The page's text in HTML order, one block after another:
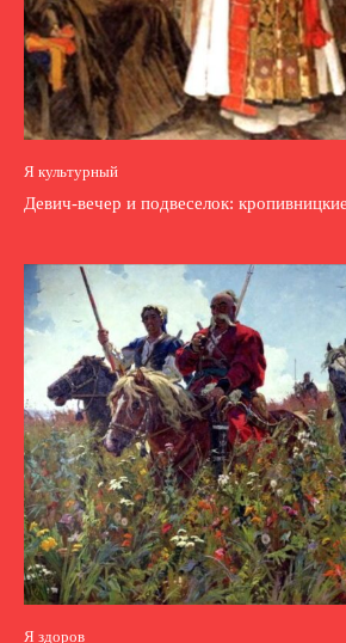
Я культурный
Девич-вечер и подвеселок:
Я здоров